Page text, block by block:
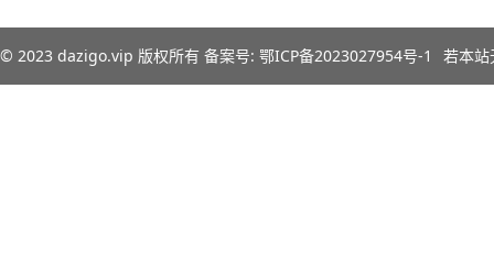
© 2023 dazigo.vip 版权所有 备案号: 鄂ICP备2023027954号-1 若本